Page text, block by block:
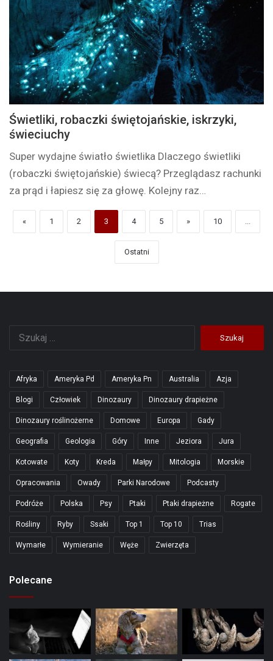
Świetliki, robaczki świętojańskie, iskrzyki,
świeciuchy
Super wydajne światło świetlika Dlaczego świetliki
(robaczki świętojańskie) świecą? Przeglądasz rachunki
za prąd i łapiesz się za głowę. Kolejny raz…
« 1 2 3 4 5 » 10
Ostatni
Afryka Ameryka Pd Ameryka Pn Australia Azja
Blogi Człowiek Dinozaury Dinozaury drapieżne
Dinozaury roślinożerne Domowe Europa Gady
Geografia Geologia Góry Inne Jeziora Jura
Kotowate Koty Kreda Małpy Mitologia Morskie
Opracowania Owady Parki Narodowe Podcasty
Podróże Polska Psy Ptaki Ptaki drapieżne Rogate
Rośliny Ryby Ssaki Top 1 Top 10 Trias
Wymarłe Wymieranie Węże Zwierzęta
Polecane